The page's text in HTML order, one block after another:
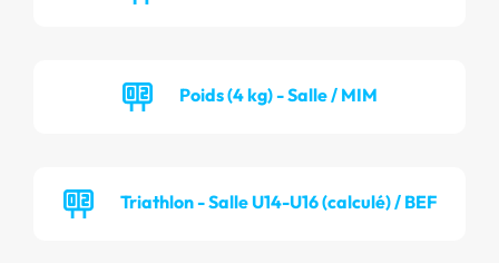
Poids (4 kg) - Salle / MIM
Triathlon - Salle U14-U16 (calculé) / BEF